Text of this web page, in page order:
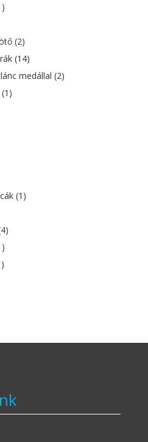
(2)
(14)
medállal (2)
(1)
(1)